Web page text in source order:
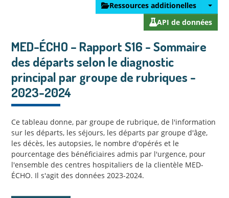
Ressources additionelles
API de données
MED-ÉCHO – Rapport S16 - Sommaire
des départs selon le diagnostic
principal par groupe de rubriques -
2023-2024
Ce tableau donne, par groupe de rubrique, de l'information
sur les départs, les séjours, les départs par groupe d'âge,
les décès, les autopsies, le nombre d'opérés et le
pourcentage des bénéficiaires admis par l'urgence, pour
l'ensemble des centres hospitaliers de la clientèle MED-
ÉCHO. Il s'agit des données 2023-2024.